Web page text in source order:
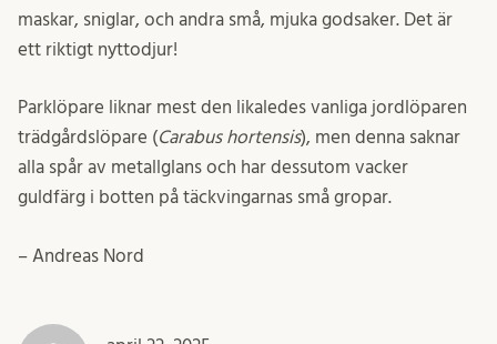
maskar, sniglar, och andra små, mjuka godsaker. Det är
ett riktigt nyttodjur!
Parklöpare liknar mest den likaledes vanliga jordlöparen
trädgårdslöpare (Carabus hortensis), men denna saknar
alla spår av metallglans och har dessutom vacker
guldfärg i botten på täckvingarnas små gropar.
– Andreas Nord